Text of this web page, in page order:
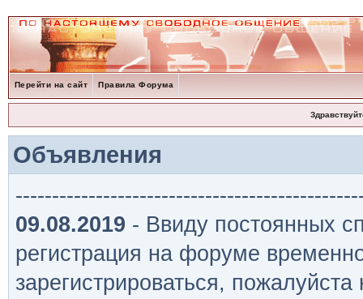
Перейти на сайт Правила Форума
Объявления
09.08.2019 - Ввиду постоянных
регистрация на форуме
зарегистрироваться,